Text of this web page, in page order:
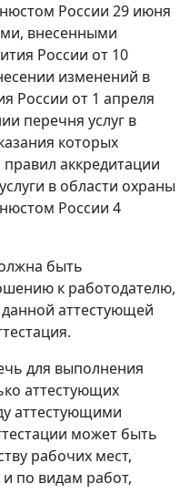
России 29 июня
внесенными
России от 10
изменений в
России от 1 апреля
перечня услуг в
которых
аккредитации
в области охраны
России 4
быть
к работодателю,
аттестующей
для выполнения
аттестующих
аттестующими
может быть
рабочих мест,
по видам работ,